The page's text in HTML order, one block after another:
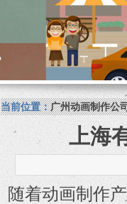
当前位置：广州动画制作公
上海
随着动画制作